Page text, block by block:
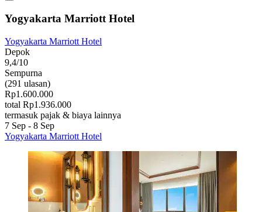
Yogyakarta Marriott Hotel
Yogyakarta Marriott Hotel
Depok
9,4/10
Sempurna
(291 ulasan)
Rp1.600.000
total Rp1.936.000
termasuk pajak & biaya lainnya
7 Sep - 8 Sep
Yogyakarta Marriott Hotel